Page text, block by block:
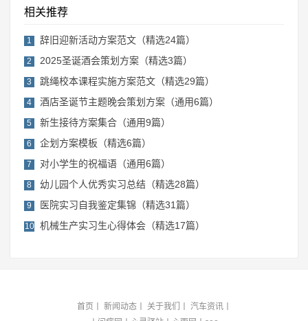
相关推荐
1 辞旧迎新活动方案范文（精选24篇）
2 2025圣诞酒会策划方案（精选3篇）
3 跳绳校本课程实施方案范文（精选29篇）
4 酒店圣诞节主题晚会策划方案（通用6篇）
5 新生接待方案集合（通用9篇）
6 企划方案模板（精选6篇）
7 对小学生的祝福语（通用6篇）
8 幼儿园个人优秀实习总结（精选28篇）
9 医院实习自我鉴定集锦（精选31篇）
10 机械生产实习生心得体会（精选17篇）
首页 新闻动态丨 关于我们 汽车资讯丨